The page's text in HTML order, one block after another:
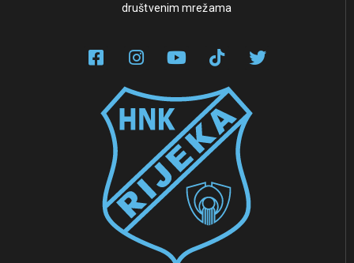
društvenim mrežama